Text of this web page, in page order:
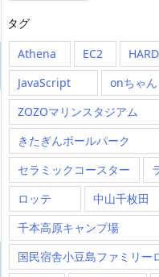
タグ
Athena
EC2
JavaScript
onちゃん
ZOZOマリンスタジアム
きたぎんボールパーク
セラミックコースター
ロッテ
中山千枚田
千本高原キャンプ場
国民宿舎小豆島ファミリー